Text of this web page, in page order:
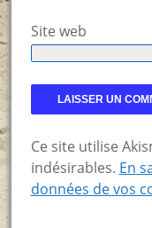
Site web
Ce site utilise
indésirables. En
données de vos